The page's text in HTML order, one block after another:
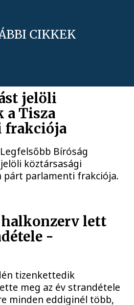
CIKKEK
jelöli
a Tisza
frakciója
Bíróság
köztársasági
párt parlamenti frakciója.
halkonzerv lett
-
tizenkettedik
meg az év strandétele
minden eddiginél több,